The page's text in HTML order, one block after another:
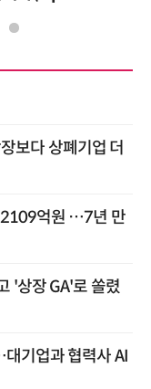
보다 상폐기업 더
2109억원 …7년 만
'상장 GA'로 쏠렸
기업과 협력사 AI